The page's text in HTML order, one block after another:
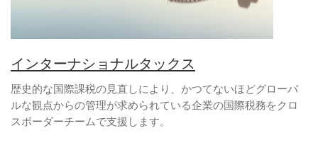
インターナショナルタックス
歴史的な国際課税の見直しにより、かつてないほどグローバ
ルな観点からの管理が求められている企業の国際税務をクロ
スボーダーチームで支援します。